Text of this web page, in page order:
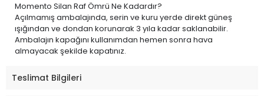
Momento Silan Raf Ömrü Ne Kadardır?
Açılmamış ambalajında, serin ve kuru yerde direkt güneş
ışığından ve dondan korunarak 3 yıla kadar saklanabilir.
Ambalajın kapağını kullanımdan hemen sonra hava
almayacak şekilde kapatınız.
Teslimat Bilgileri